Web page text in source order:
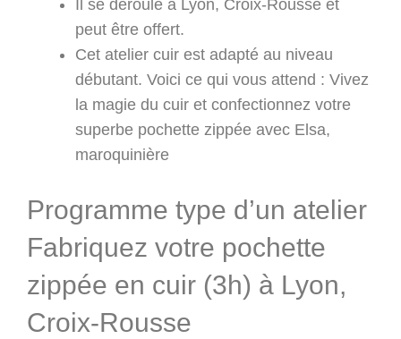
Il se déroule à Lyon, Croix-Rousse et
peut être offert.
Cet atelier cuir est adapté au niveau
débutant. Voici ce qui vous attend : Vivez
la magie du cuir et confectionnez votre
superbe pochette zippée avec Elsa,
maroquinière
Programme type d’un atelier
Fabriquez votre pochette
zippée en cuir (3h) à Lyon,
Croix-Rousse